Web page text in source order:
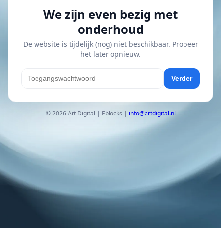
We zijn even bezig met
onderhoud
De website is tijdelijk (nog) niet beschikbaar. Probeer
het later opnieuw.
Verder
© 2026 Art Digital | Eblocks | info@artdigital.nl